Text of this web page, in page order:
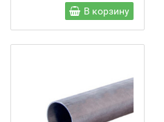
В корзину